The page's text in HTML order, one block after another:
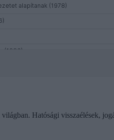
Hatósági visszaélések,